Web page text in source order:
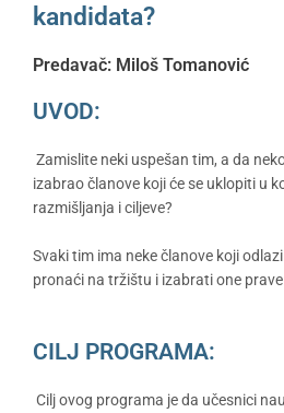
kandidata?
Predavač: Miloš Tomanović
UVOD:
Zamislite neki uspešan tim, a da
izabrao članove koji će se uklopiti u
razmišljanja i ciljeve?
Svaki tim ima neke članove koji
pronaći na tržištu i izabrati one
CILJ PROGRAMA:
Cilj ovog programa je da učesnici